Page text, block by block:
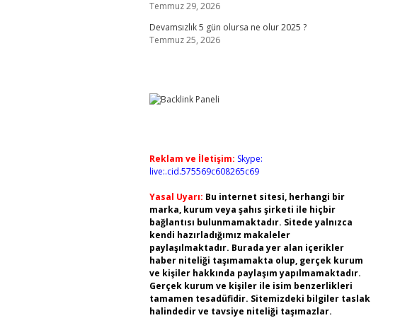
Temmuz 29, 2026
Devamsızlık 5 gün olursa ne olur 2025 ?
Temmuz 25, 2026
Reklam ve İletişim: Skype:
live:.cid.575569c608265c69
Yasal Uyarı: Bu internet sitesi, herhangi bir
marka, kurum veya şahıs şirketi ile hiçbir
bağlantısı bulunmamaktadır. Sitede yalnızca
kendi hazırladığımız makaleler
paylaşılmaktadır. Burada yer alan içerikler
haber niteliği taşımamakta olup, gerçek kurum
ve kişiler hakkında paylaşım yapılmamaktadır.
Gerçek kurum ve kişiler ile isim benzerlikleri
tamamen tesadüfidir. Sitemizdeki bilgiler taslak
halindedir ve tavsiye niteliği taşımazlar.